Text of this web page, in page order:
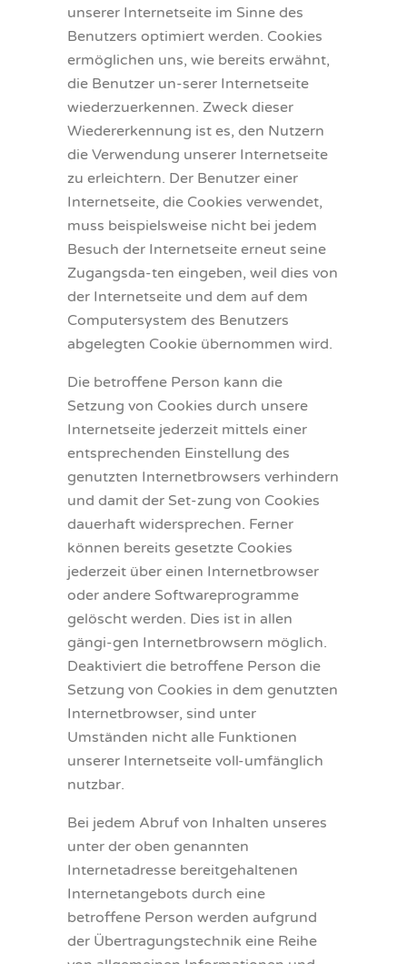
unserer Internetseite im Sinne des
Benutzers optimiert werden. Cookies
ermöglichen uns, wie bereits erwähnt,
die Benutzer un-serer Internetseite
wiederzuerkennen. Zweck dieser
Wiedererkennung ist es, den Nutzern
die Verwendung unserer Internetseite
zu erleichtern. Der Benutzer einer
Internetseite, die Cookies verwendet,
muss beispielsweise nicht bei jedem
Besuch der Internetseite erneut seine
Zugangsda-ten eingeben, weil dies von
der Internetseite und dem auf dem
Computersystem des Benutzers
abgelegten Cookie übernommen wird.
Die betroffene Person kann die
Setzung von Cookies durch unsere
Internetseite jederzeit mittels einer
entsprechenden Einstellung des
genutzten Internetbrowsers verhindern
und damit der Set-zung von Cookies
dauerhaft widersprechen. Ferner
können bereits gesetzte Cookies
jederzeit über einen Internetbrowser
oder andere Softwareprogramme
gelöscht werden. Dies ist in allen
gängi-gen Internetbrowsern möglich.
Deaktiviert die betroffene Person die
Setzung von Cookies in dem genutzten
Internetbrowser, sind unter
Umständen nicht alle Funktionen
unserer Internetseite voll-umfänglich
nutzbar.
Bei jedem Abruf von Inhalten unseres
unter der oben genannten
Internetadresse bereitgehaltenen
Internetangebots durch eine
betroffene Person werden aufgrund
der Übertragungstechnik eine Reihe